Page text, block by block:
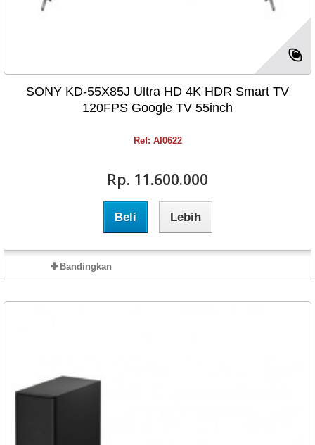
SONY KD-55X85J Ultra HD 4K HDR Smart TV
120FPS Google TV 55inch
Ref: AI0622
Rp‎. 11.600.000
Beli Lebih
Bandingkan